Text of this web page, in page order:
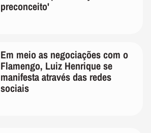
preconceito'
Em meio as negociações com o
Flamengo, Luiz Henrique se
manifesta através das redes
sociais